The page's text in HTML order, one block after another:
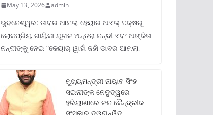
May 13, 2026 admin
ଭୁବନେଶ୍ୱର: ଡାବର ଆମଲା ହେୟାର ଅଏଲ୍ ପକ୍ଷରୁ
ଲୋକପ୍ରିୟ ଗାୟିକା ଯୁଗଳ ଅନ୍ତରା ନନ୍ଦୀ ଏବଂ ଅଙ୍କିତା
ନନ୍ଦୀଙ୍କୁ ନେଇ “କେୟାର୍ ୱାହାଁ ଜହାଁ ଡାବର ଆମଲା,
ମୁଖ୍ୟମନ୍ତ୍ରୀ ନାୟାବ ସିଂହ
ସଇନୀଙ୍କ ନେତୃତ୍ୱରେ
ହରିୟାଣାରେ ଜନ କୈନ୍ଦ୍ରୀକ